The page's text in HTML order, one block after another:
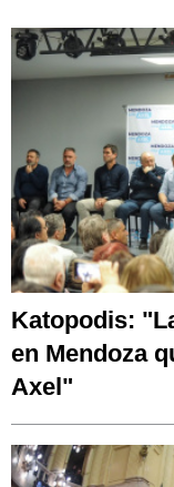
Katopodis:
en Mendoza
Axel"